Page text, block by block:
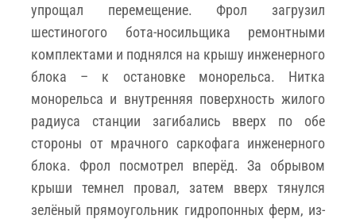
упрощал перемещение. Фрол загрузил
шестиногого бота-носильщика ремонтными
комплектами и поднялся на крышу инженерного
блока – к остановке монорельса. Нитка
монорельса и внутренняя поверхность жилого
радиуса станции загибались вверх по обе
стороны от мрачного саркофага инженерного
блока. Фрол посмотрел вперёд. За обрывом
крыши темнел провал, затем вверх тянулся
зелёный прямоугольник гидропонных ферм, из-